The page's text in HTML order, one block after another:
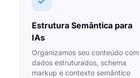
Estrutura Semântica para
IAs
Organizamos seu conteúdo com
dados estruturados, schema
markup e contexto semântico